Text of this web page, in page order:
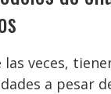
veces,
a pesar